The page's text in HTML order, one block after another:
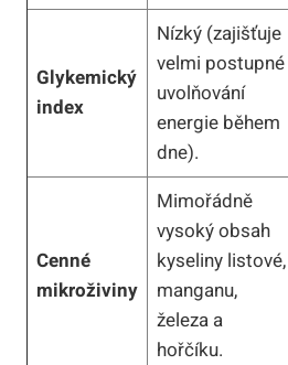
Glykemický
index
Nízký (zajišťuje
velmi postupné
uvolňování
energie během
dne).
Cenné
mikroživiny
Mimořádně
vysoký obsah
kyseliny listové,
manganu,
železa a
hořčíku.